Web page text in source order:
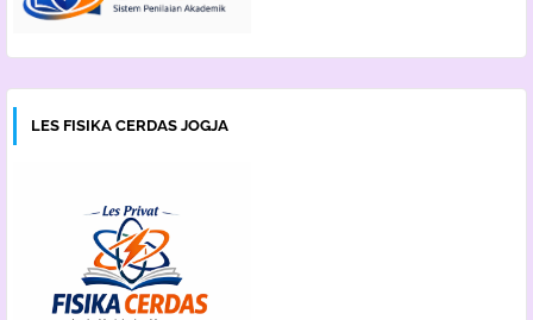
LES FISIKA CERDAS JOGJA